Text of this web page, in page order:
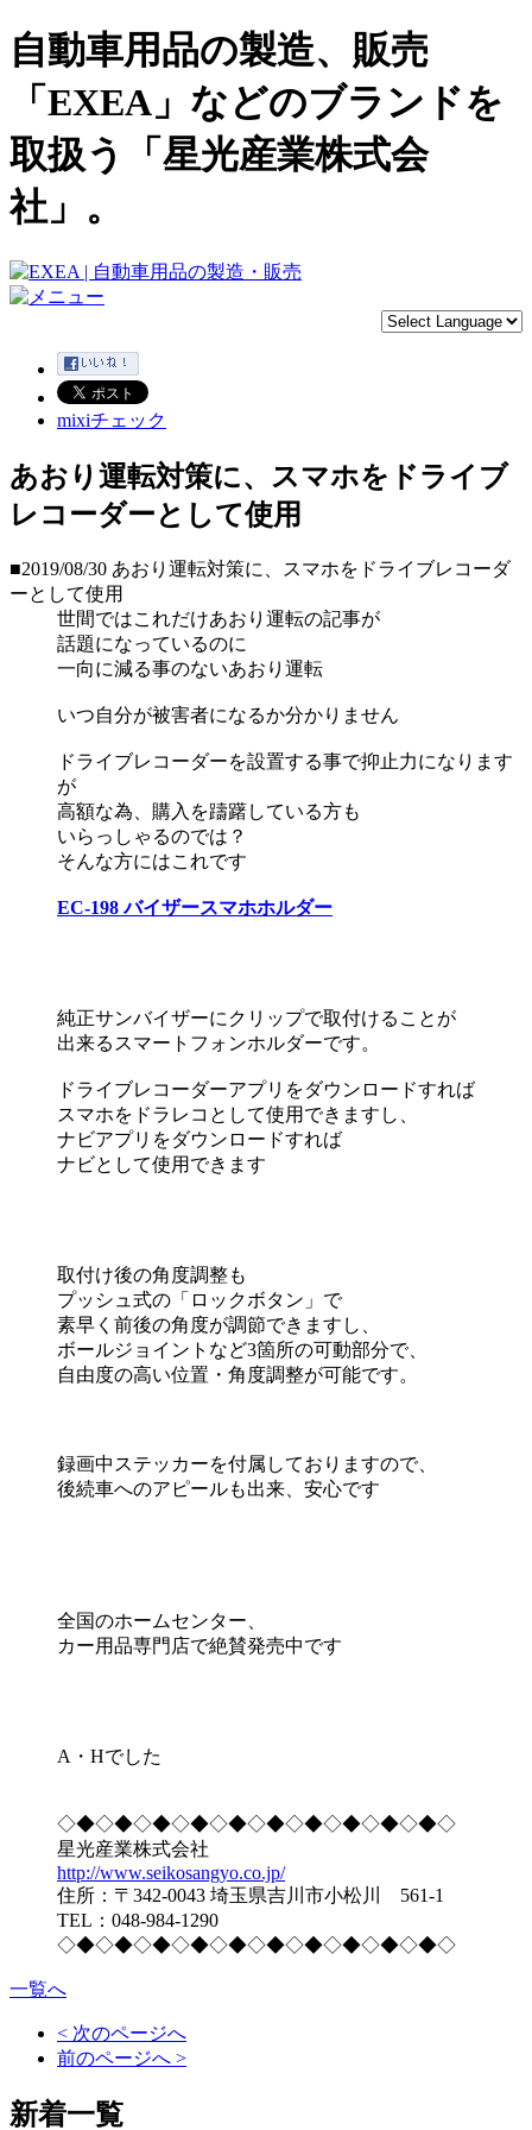
自動車用品の製造、販売
「EXEA」などのブランドを
取扱う「星光産業株式会
社」。
mixiチェック
あおり運転対策に、スマホをドライブ
レコーダーとして使用
■2019/08/30 あおり運転対策に、スマホをドライブレコーダ
ーとして使用
世間ではこれだけあおり運転の記事が
話題になっているのに
一向に減る事のないあおり運転
いつ自分が被害者になるか分かりません
ドライブレコーダーを設置する事で抑止力になります
が
高額な為、購入を躊躇している方も
いらっしゃるのでは？
そんな方にはこれです
EC-198 バイザースマホホルダー
純正サンバイザーにクリップで取付けることが
出来るスマートフォンホルダーです。
ドライブレコーダーアプリをダウンロードすれば
スマホをドラレコとして使用できますし、
ナビアプリをダウンロードすれば
ナビとして使用できます
取付け後の角度調整も
プッシュ式の「ロックボタン」で
素早く前後の角度が調節できますし、
ボールジョイントなど3箇所の可動部分で、
自由度の高い位置・角度調整が可能です。
録画中ステッカーを付属しておりますので、
後続車へのアピールも出来、安心です
全国のホームセンター、
カー用品専門店で絶賛発売中です
A・Hでした
◇◆◇◆◇◆◇◆◇◆◇◆◇◆◇◆◇◆◇◆◇
星光産業株式会社
http://www.seikosangyo.co.jp/
住所：〒342-0043 埼玉県吉川市小松川 561-1
TEL：048-984-1290
◇◆◇◆◇◆◇◆◇◆◇◆◇◆◇◆◇◆◇◆◇
一覧へ
< 次のページへ
前のページへ >
新着一覧